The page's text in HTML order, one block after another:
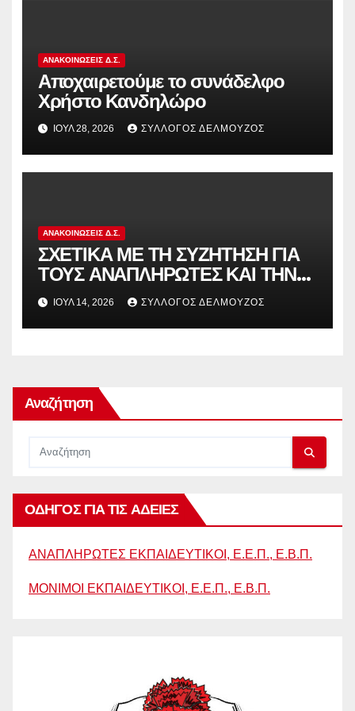
ΑΝΑΚΟΙΝΏΣΕΙΣ Δ.Σ.
Αποχαιρετούμε το συνάδελφο
Χρήστο Κανδηλώρο
ΙΟΎΛ 28, 2026 ΣΎΛΛΟΓΟΣ ΔΕΛΜΟΎΖΟΣ
ΑΝΑΚΟΙΝΏΣΕΙΣ Δ.Σ.
ΣΧΕΤΙΚΑ ΜΕ ΤΗ ΣΥΖΗΤΗΣΗ ΓΙΑ
ΤΟΥΣ ΑΝΑΠΛΗΡΩΤΕΣ ΚΑΙ ΤΗΝ
ΠΑΡΑΠΟΜΠΗ ΤΗΣ ΕΛΛΑΔΑΣ
ΣΤΟ ΕΥΡΩΠΑΪΚΟ ΔΙΚΑΣΤΗΡΙΟ
ΙΟΎΛ 14, 2026 ΣΎΛΛΟΓΟΣ ΔΕΛΜΟΎΖΟΣ
Αναζήτηση
ΟΔΗΓΟΣ ΓΙΑ ΤΙΣ ΑΔΕΙΕΣ
ΑΝΑΠΛΗΡΩΤΕΣ ΕΚΠΑΙΔΕΥΤΙΚΟΙ, Ε.Ε.Π., Ε.Β.Π.
ΜΟΝΙΜΟΙ ΕΚΠΑΙΔΕΥΤΙΚΟΙ, Ε.Ε.Π., Ε.Β.Π.